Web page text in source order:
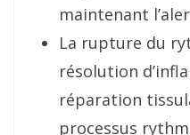
maintenant
La rupture du
résolution
réparation
processus